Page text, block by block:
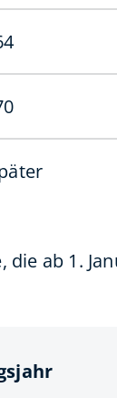
die ab 1.